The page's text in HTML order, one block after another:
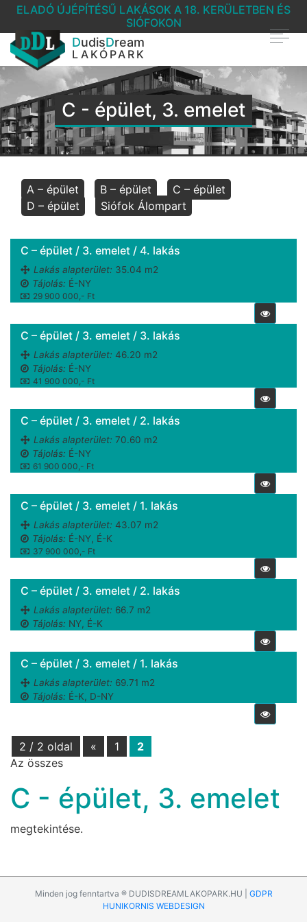
ELADÓ ÚJÉPÍTÉSŰ LAKÁSOK A 18. KERÜLETBEN ÉS
SIÓFOKON
DudisDream
LAKÓPARK
C - épület, 3. emelet
A – épület B – épület
C – épület
D – épület
Siófok Álompart
C – épület / 3. emelet / 4. lakás
Lakás alapterület: 35.04 m2
Tájolás: É-NY
29 900 000,- Ft
C – épület / 3. emelet / 3. lakás
Lakás alapterület: 46.20 m2
Tájolás: É-NY
41 900 000,- Ft
C – épület / 3. emelet / 2. lakás
Lakás alapterület: 70.60 m2
Tájolás: É-NY
61 900 000,- Ft
C – épület / 3. emelet / 1. lakás
Lakás alapterület: 43.07 m2
Tájolás: É-NY, É-K
37 900 000,- Ft
C – épület / 3. emelet / 2. lakás
Lakás alapterület: 66.7 m2
Tájolás: NY, É-K
C – épület / 3. emelet / 1. lakás
Lakás alapterület: 69.71 m2
Tájolás: É-K, D-NY
2 / 2 oldal « 1
2
Az összes
C - épület, 3. emelet
megtekintése.
Minden jog fenntartva ® DUDISDREAMLAKOPARK.HU | GDPR
HUNIKORNIS WEBDESIGN